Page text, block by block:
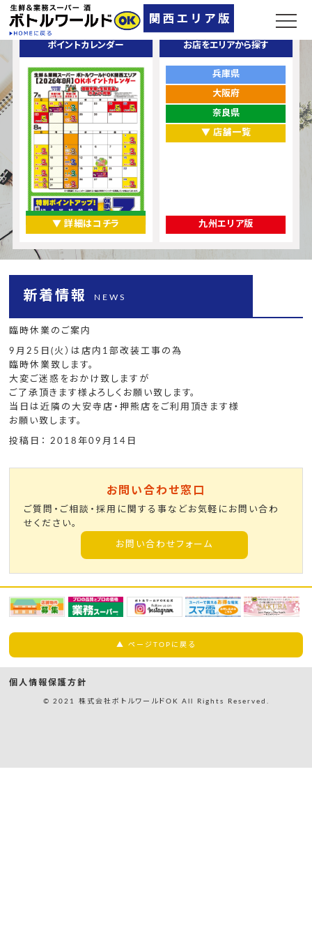
ポイントカレンダー
▼ 詳細はコチラ
お店をエリアから探す
兵庫県
大阪府
奈良県
▼ 店舗一覧
九州エリア版
新着情報 NEWS
臨時休業のご案内
9月25日(火）は店内1部改装工事の為
臨時休業致します。
大変ご迷惑をおかけ致しますが
ご了承頂きます様よろしくお願い致します。
当日は近隣の大安寺店・押熊店をご利用頂きます様
お願い致します。
投稿日： 2018年09月14日
お問い合わせ窓口
ご質問・ご相談・採用に関する事などお気軽にお問い合わ
せください。
お問い合わせフォーム
▲ ページTOPに戻る
個人情報保護方針
© 2021 株式会社ボトルワールドOK All Rights Reserved.